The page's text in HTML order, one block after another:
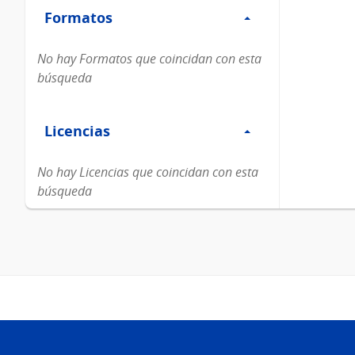
Formatos
Formatos
No hay Formatos que coincidan con esta
búsqueda
Licencias
Licencias
No hay Licencias que coincidan con esta
búsqueda